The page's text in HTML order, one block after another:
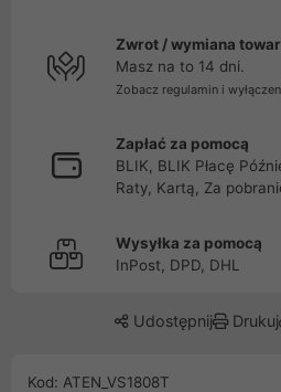
Zwrot / wymiana
Masz na to 14 dni.
Zobacz regulamin i
Zapłać za pomocą
BLIK, BLIK Płacę
Raty, Kartą, Za
Wysyłka za pomocą
InPost, DPD, DHL
Udostępnij Drukuj
Kod: ATEN_VS1808T